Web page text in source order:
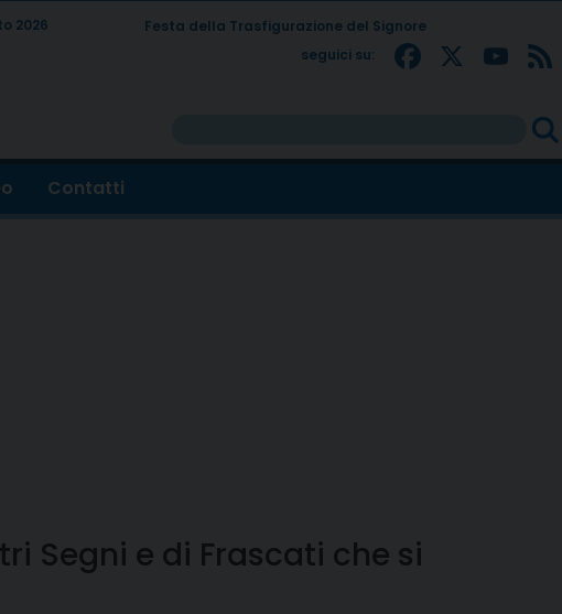
2026
Festa della Trasfigurazione del Signore
seguici su:
X
per:
Contatti
Segni e di Frascati che si